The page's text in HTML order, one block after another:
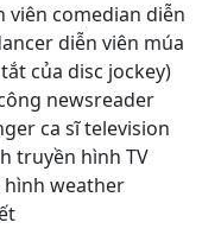
viên comedian diễn
diễn viên múa
của disc jockey)
newsreader
ca sĩ television
truyền hình TV
weather